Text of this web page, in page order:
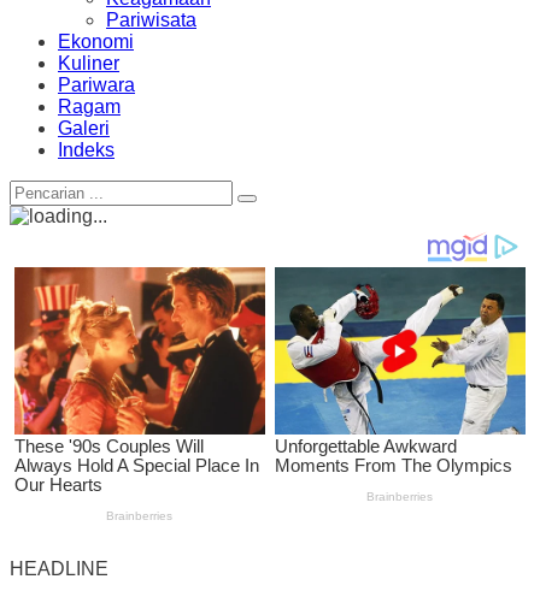
Pariwisata
Ekonomi
Kuliner
Pariwara
Ragam
Galeri
Indeks
HEADLINE